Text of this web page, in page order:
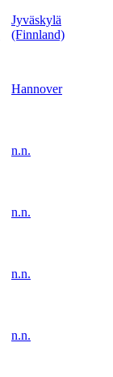
Jyväskylä
(Finnland)
Hannover
n.n.
n.n.
n.n.
n.n.